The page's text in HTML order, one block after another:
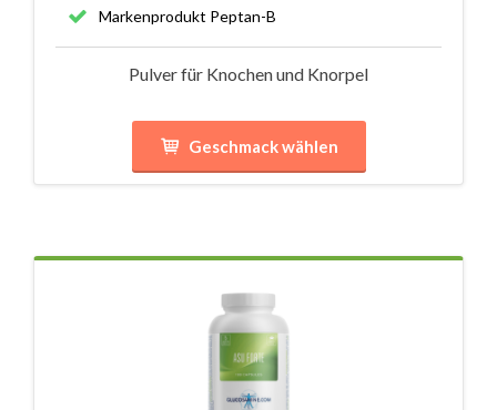
Markenprodukt Peptan-B
Pulver für Knochen und Knorpel
Geschmack wählen